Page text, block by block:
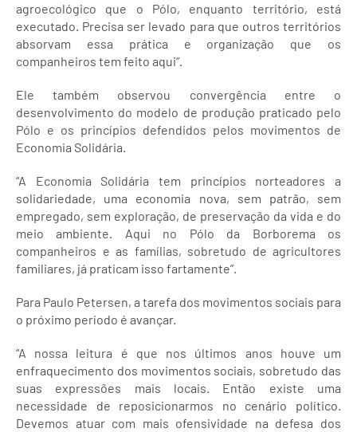
agroecológico que o Pólo, enquanto território, está
executado. Precisa ser levado para que outros territórios
absorvam essa prática e organização que os
companheiros tem feito aqui”.
Ele também observou convergência entre o
desenvolvimento do modelo de produção praticado pelo
Pólo e os princípios defendidos pelos movimentos de
Economia Solidária.
“A Economia Solidária tem princípios norteadores a
solidariedade, uma economia nova, sem patrão, sem
empregado, sem exploração, de preservação da vida e do
meio ambiente. Aqui no Pólo da Borborema os
companheiros e as famílias, sobretudo de agricultores
familiares, já praticam isso fartamente”.
Para Paulo Petersen, a tarefa dos movimentos sociais para
o próximo período é avançar.
“A nossa leitura é que nos últimos anos houve um
enfraquecimento dos movimentos sociais, sobretudo das
suas expressões mais locais. Então existe uma
necessidade de reposicionarmos no cenário político.
Devemos atuar com mais ofensividade na defesa dos